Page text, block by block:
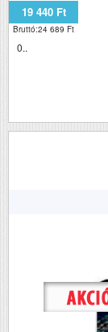
19 440 Ft
Bruttó:24 689 Ft
0..